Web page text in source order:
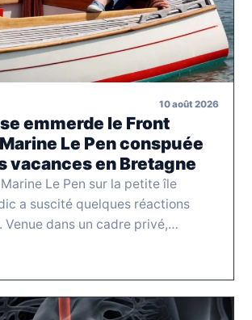
10 août 2026
emmerde le Front
Le Pen conspuée
vacances en Bretagne
Le Pen sur la petite île
a suscité quelques réactions
Venue dans un cadre privé,…